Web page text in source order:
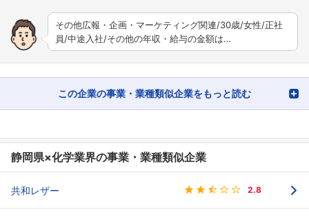
その他広報・企画・マーケティング関連/30歳/女性/正社
員/中途入社/その他の年収・給与の金額は…
この企業の事業・業種類似企業をもっと読む
静岡県×化学業界の事業・業種類似企業
共和レザー 2.8